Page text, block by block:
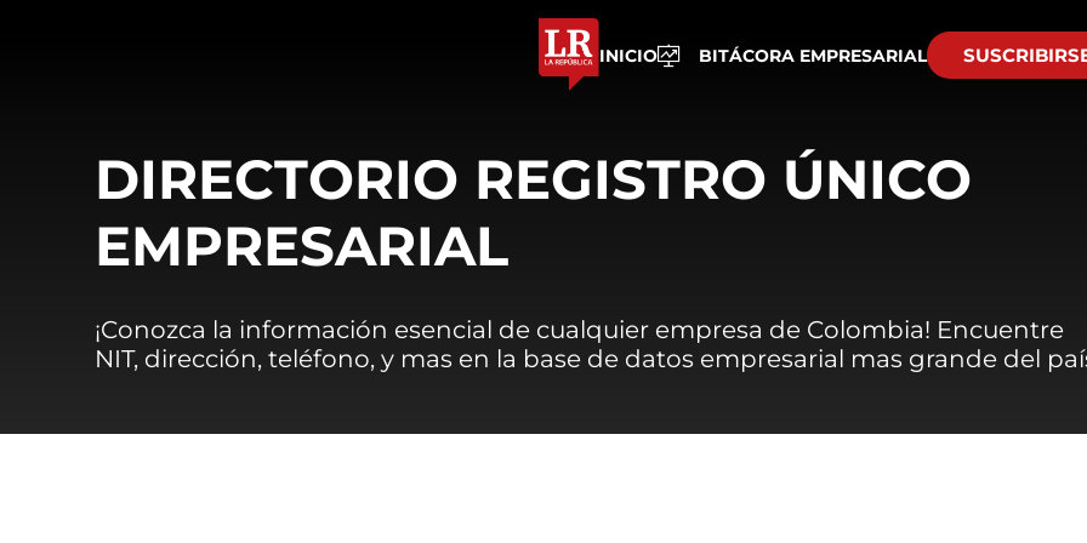
INICIO BITÁCORA EMPRESARIAL
DIRECTORIO REGISTRO ÚNICO
EMPRESARIAL
¡Conozca la información esencial de cualquier empresa de Colombia! Encuentre
NIT, dirección, teléfono, y mas en la base de datos empresarial mas grande del